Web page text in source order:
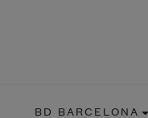
BD BARCELONA